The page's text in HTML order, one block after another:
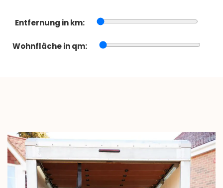
Entfernung in km:
Wohnfläche in qm: